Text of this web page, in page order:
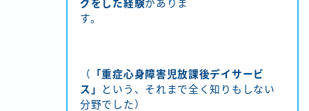
グをした経験がありま
す。
（
「重症心身障害児放課後デイサービ
ス」
という、それまで全く知りもしない
分野でした）